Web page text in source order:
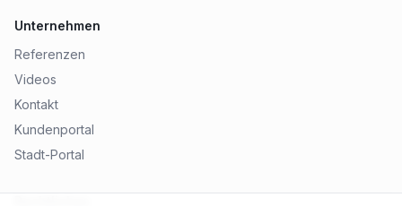
Unternehmen
Referenzen
Videos
Kontakt
Kundenportal
Stadt-Portal